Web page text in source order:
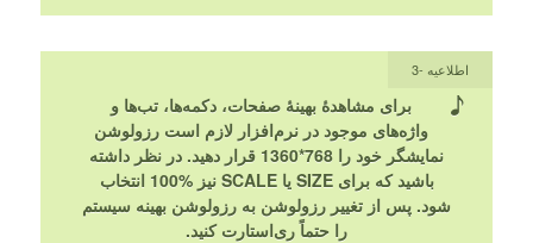
اطلاعیه -3
برای مشاهدۀ بهینۀ صفحات، دکمه‌ها، تب‌ها و
واژه‌های موجود در نرم‌افزار لازم است رزولوشن
نمایشگر خود را 768*1360 قرار دهید. در نظر داشته
باشید که برای SIZE یا SCALE نیز %100 انتخاب
شود. پس از تغییر رزولوشن به رزولوشن بهینه سیستم
را حتماً ری‌استارت کنید.